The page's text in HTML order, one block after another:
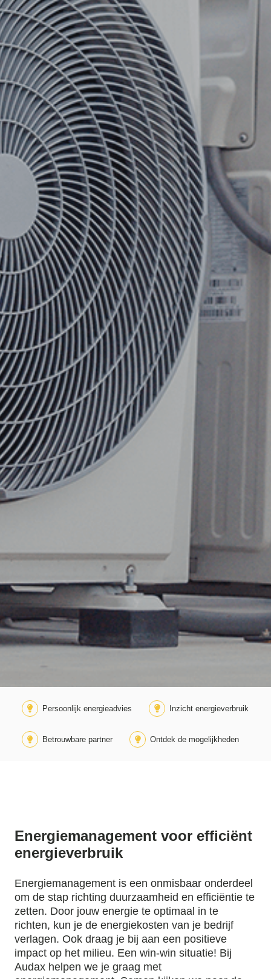
Persoonlijk energieadvies Inzicht energieverbruik
Betrouwbare partner Ontdek de mogelijkheden
Energiemanagement voor efficiënt
energieverbruik
Energiemanagement is een onmisbaar onderdeel
om de stap richting duurzaamheid en efficiëntie te
zetten. Door jouw energie te optimaal in te
richten, kun je de energiekosten van je bedrijf
verlagen. Ook draag je bij aan een positieve
impact op het milieu. Een win-win situatie! Bij
Audax helpen we je graag met